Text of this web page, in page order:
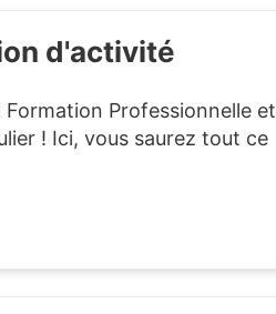
d'activité
Professionnelle et
! Ici, vous saurez tout ce